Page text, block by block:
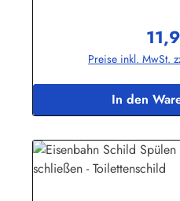
enthalten sind, dürfen nur
die Lackierung abplatzen
auch nach Wunsch
Binikowski
Preise inkl. MwSt.
In den